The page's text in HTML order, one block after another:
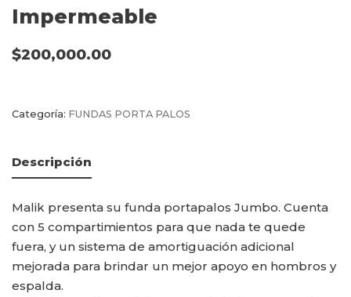
Impermeable
$200,000.00
Categoría: FUNDAS PORTA PALOS
Descripción
Malik presenta su funda portapalos Jumbo. Cuenta
con 5 compartimientos para que nada te quede
fuera, y un sistema de amortiguación adicional
mejorada para brindar un mejor apoyo en hombros y
espalda.